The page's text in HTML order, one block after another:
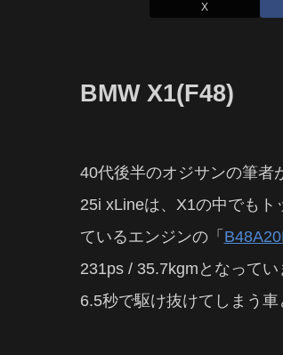
X
BMW X1(F48)
40代後半のオジサンの筆者
25i xLineは、X1の中でも
ているエンジンの「
231ps / 35.7kgmとなって
6.5秒で駆け抜けてしまう車